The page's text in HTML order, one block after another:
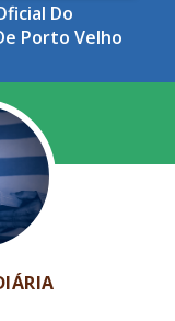
Do
Porto Velho